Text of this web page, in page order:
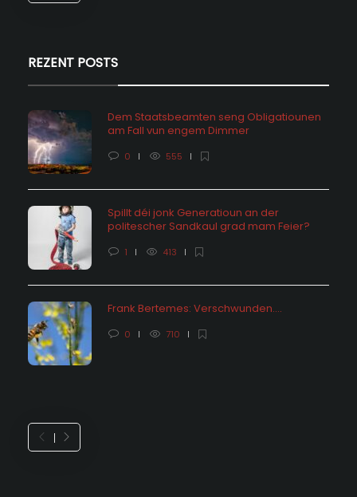
REZENT POSTS
Dem Staatsbeamten seng Obligatiounen
am Fall vun engem Dimmer
0 555
Spillt déi jonk Generatioun an der
politescher Sandkaul grad mam Feier?
1 413
Frank Bertemes: Verschwunden….
0 710